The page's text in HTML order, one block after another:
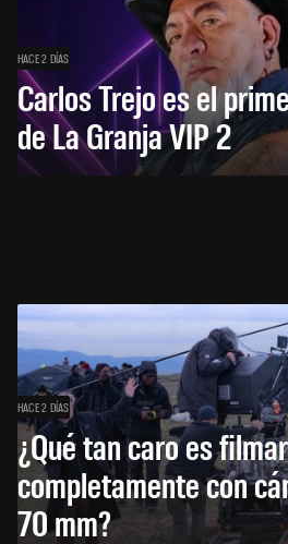
HACE 2 DÍAS
Carlos Trejo es el
de La Granja VIP 2
HACE 2 DÍAS
¿Qué tan caro es
completamente con
70 mm?